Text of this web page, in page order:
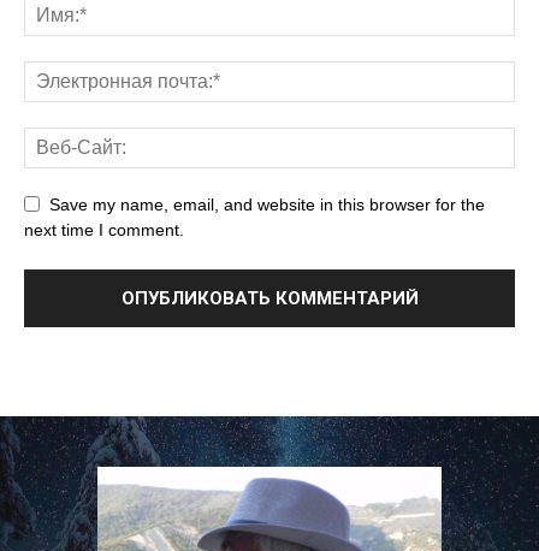
Save my name, email, and website in this browser for the
next time I comment.